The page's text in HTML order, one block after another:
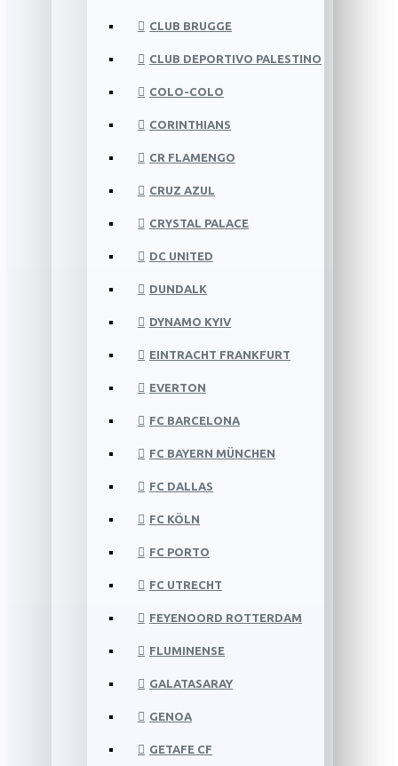
CLUB BRUGGE
CLUB DEPORTIVO PALESTINO
COLO-COLO
CORINTHIANS
CR FLAMENGO
CRUZ AZUL
CRYSTAL PALACE
DC UNITED
DUNDALK
DYNAMO KYIV
EINTRACHT FRANKFURT
EVERTON
FC BARCELONA
FC BAYERN MÜNCHEN
FC DALLAS
FC KÖLN
FC PORTO
FC UTRECHT
FEYENOORD ROTTERDAM
FLUMINENSE
GALATASARAY
GENOA
GETAFE CF